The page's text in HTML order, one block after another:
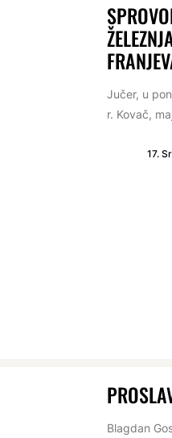
Jučer, u
r. Kovač,
17.
Blagdan